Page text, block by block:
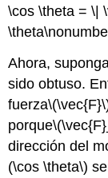
\cos \theta = \|
Ahora,
sido obtuso.
fuerza
porque
dirección del
(\cos \theta\)